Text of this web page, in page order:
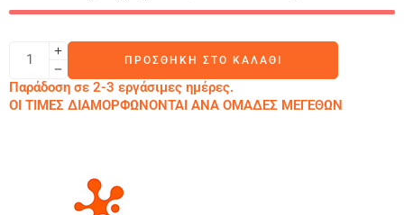
ΠΡΟΣΘΉΚΗ ΣΤΟ ΚΑΛΆΘΙ
Παράδοση σε 2-3 εργάσιμες ημέρες.
ΟΙ ΤΙΜΕΣ ΔΙΑΜΟΡΦΩΝΟΝΤΑΙ ΑΝΑ ΟΜΑΔΕΣ ΜΕΓΕΘΩΝ